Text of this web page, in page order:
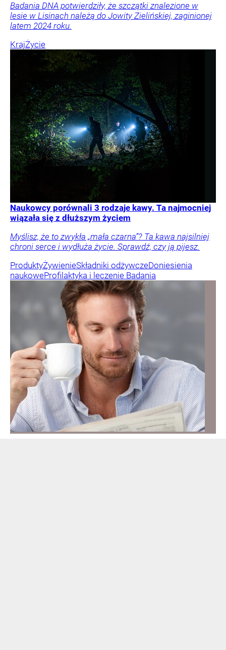
Badania DNA potwierdziły, że szczątki znalezione w
lesie w Lisinach należą do Jowity Zielińskiej, zaginionej
latem 2024 roku.
KrajŻycie
Naukowcy porównali 3 rodzaje kawy. Ta najmocniej
wiązała się z dłuższym życiem
Myślisz, że to zwykła „mała czarna”? Ta kawa najsilniej
chroni serce i wydłuża życie. Sprawdź, czy ją pijesz.
ProduktyŻywienieSkładniki odżywczeDoniesienia
naukoweProfilaktyka i leczenie Badania